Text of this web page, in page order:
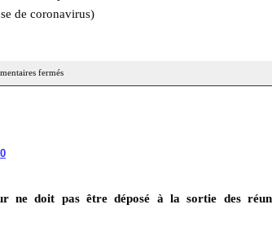
de coronavirus)
fermés
ne doit pas être déposé à la sortie des